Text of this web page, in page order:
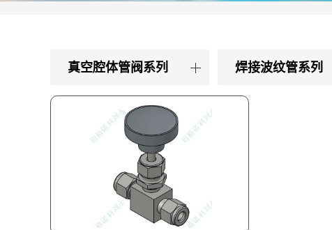
真空腔体管阀系列 焊接波纹管系列